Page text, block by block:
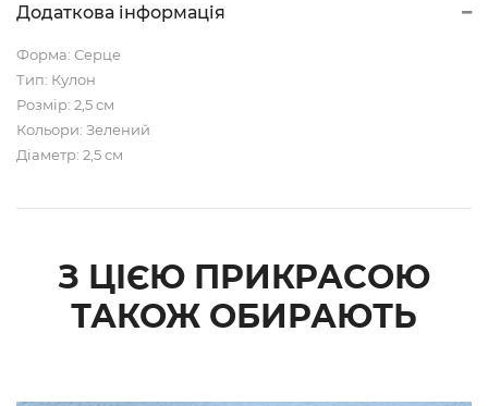
Додаткова інформація
Форма: Серце
Тип: Кулон
Розмір: 2,5 см
Кольори: Зелений
Діаметр: 2,5 см
З ЦІЄЮ ПРИКРАСОЮ
ТАКОЖ ОБИРАЮТЬ